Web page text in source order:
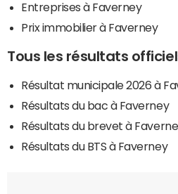
Entreprises à Faverney
Prix immobilier à Faverney
Tous les résultats
Résultat municipale 2026 à
Résultats du bac à Faverney
Résultats du brevet à
Résultats du BTS à Faverney